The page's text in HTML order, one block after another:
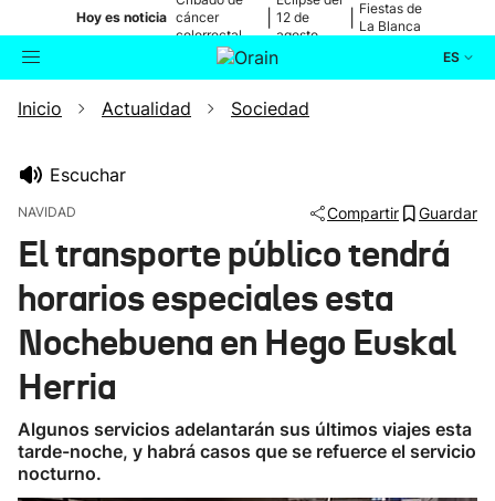
Hoy es noticia cáncer
colorrectal
12 de
agosto
Fiestas de
La Blanca
ES
Buscador Actualidad
Ikusmiran
Eguraldia
Inicio Actualidad Sociedad
Escuchar
NAVIDAD Compartir Guardar
El transporte público tendrá
horarios especiales esta
Nochebuena en Hego Euskal
Herria
Algunos servicios adelantarán sus últimos viajes esta
tarde-noche, y habrá casos que se refuerce el servicio
nocturno.